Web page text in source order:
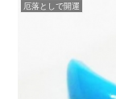
厄落としで開運